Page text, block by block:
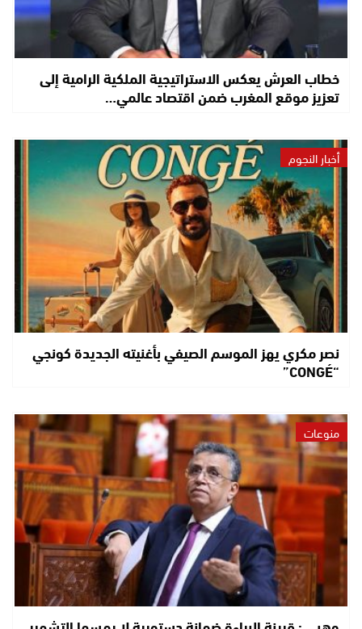
خطاب العرش يعكس الاستراتيجية الملكية الرامية إلى
تعزيز موقع المغرب ضمن اقتصاد عالمي…
أخبار النجوم
نصر مكري يهز الموسم الصيفي بأغنيته الجديدة كونجي
“CONGÉ”
منوعات